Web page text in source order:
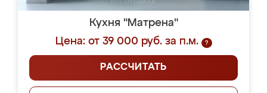
Кухня "Матрена"
Цена: от 39 000 руб. за п.м.
?
РАССЧИТАТЬ